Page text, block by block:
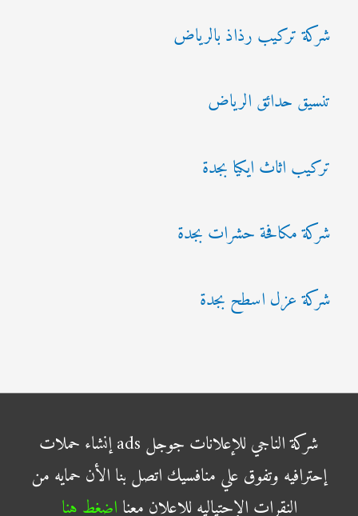
شركة تركيب رذاذ بالرياض
تنسيق حدائق الرياض
تركيب اثاث ايكيا بجدة
شركة مكافحة حشرات بجدة
شركة عزل اسطح بجدة
شركة الناجي للإعلانات جوجل ads إنشاء حملات
إحترافيه وتفوق علي منافسيك اتصل بنا الأن حمايه من
النقرات الإحتياليه للاعلان معنا اضغط هنا